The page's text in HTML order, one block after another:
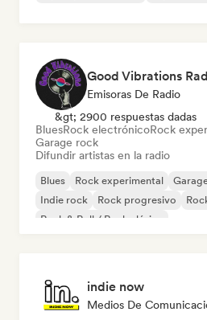
Good Vibrations
Emisoras De Radio
&gt; 2900 respuestas dadas
BluesRock electrónicoRock
Garage rock
Difundir artistas en la radio
Blues Rock experimental
Indie rock
Rock progresivo
Rock & Roll / Rock clásico
indie now
Medios De